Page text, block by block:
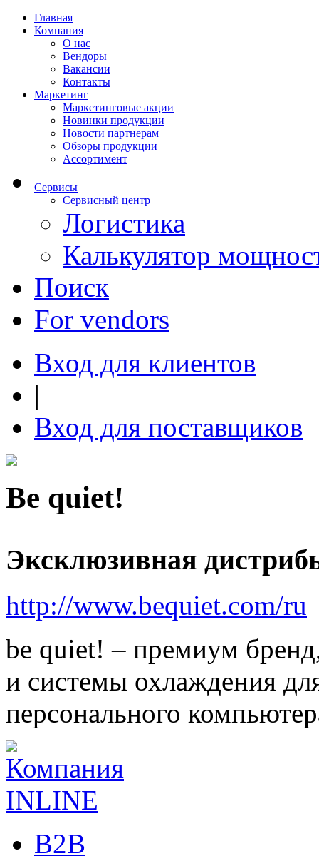
Главная
Компания
О нас
Вендоры
Вакансии
Контакты
Маркетинг
Маркетинговые акции
Новинки продукции
Новости партнерам
Обзоры продукции
Ассортимент
Сервисы
Сервисный центр
Логистика
Калькулятор
Поиск
For vendors
Вход для клиентов
|
Вход для поставщиков
Be quiet!
Эксклюзивная
http://www.bequiet.com/ru
be quiet! – премиум
и системы охлаждения
персонального
B2B